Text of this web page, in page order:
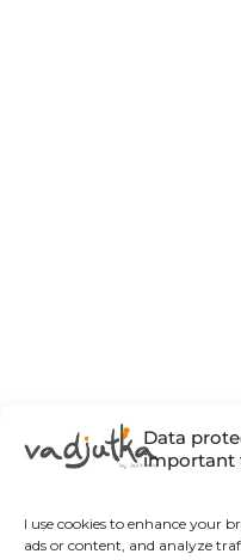
Data
important
I use cookies to enhance your
ads or content, and analyze